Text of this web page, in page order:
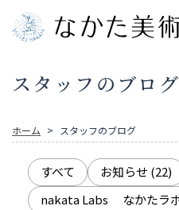
スタッフのブログ
ホーム スタッフのブログ
すべて お知らせ (22)
nakata Labs なかたラ